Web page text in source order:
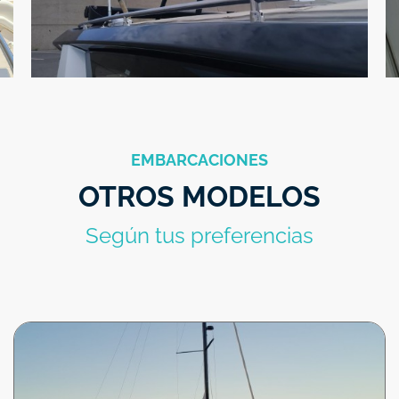
Ecosonda temperatura y profundidad
Piloto automático
Estabilizador giroscópico Seakeeper 6
Radio Bluetooth USB en bañera y a proa
Instalación Eléctrica
Toma de puerto 220 V
EMBARCACIONES
OTROS MODELOS
Según tus preferencias